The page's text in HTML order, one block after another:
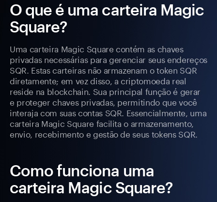
O que é uma carteira Magic
Square?
Uma carteira Magic Square contém as chaves
privadas necessárias para gerenciar seus endereços
SQR. Estas carteiras não armazenam o token SQR
diretamente; em vez disso, a criptomoeda real
reside na blockchain. Sua principal função é gerar
e proteger chaves privadas, permitindo que você
interaja com suas contas SQR. Essencialmente, uma
carteira Magic Square facilita o armazenamento,
envio, recebimento e gestão de seus tokens SQR.
Como funciona uma
carteira Magic Square?